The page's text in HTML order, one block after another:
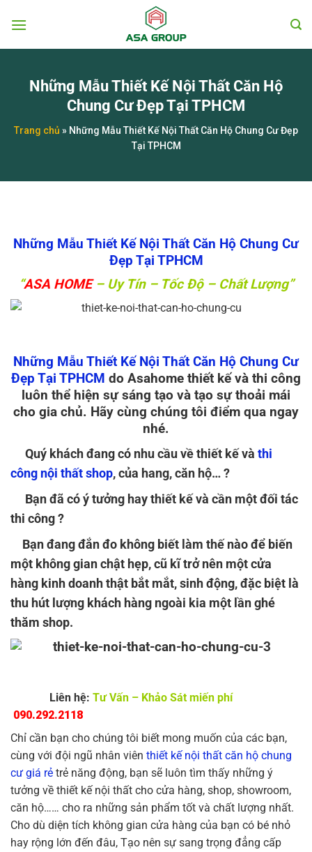
đến
Những Mẫu Thiết Kế Nội Thất Căn Hộ
Chung Cư Đẹp Tại TPHCM
Trang chủ » Những Mẫu Thiết Kế Nội Thất Căn Hộ Chung Cư Đẹp
Tại TPHCM
Những Mẫu Thiết Kế Nội Thất Căn Hộ Chung Cư
Đẹp Tại TPHCM
“ASA HOME– Uy Tín – Tốc Độ – Chất Lượng”
Những Mẫu Thiết Kế Nội Thất Căn Hộ Chung Cư
Đẹp Tại TPHCM do Asahome thiết kế và thi công
luôn thể hiện sự sáng tạo và tạo sự thoải mái
cho gia chủ. Hãy cùng chúng tôi điểm qua ngay
nhé.
Quý khách đang có nhu cầu về thiết kế và thi
công nội thất shop, của hang, căn hộ… ?
Bạn đã có ý tưởng hay thiết kế và cần một đối tác
thi công ?
Bạn đang đắn đo không biết làm thế nào để biến
một không gian chật hẹp, cũ kĩ trở nên một cửa
hàng kinh doanh thật bắt mắt, sinh động, đặc biệt là
thu hút lượng khách hàng ngoài kia một lần ghé
thăm shop.
Liên hệ: Tư Vấn – Khảo Sát miến phí
090.292.2118
Chỉ cần bạn cho chúng tôi biết mong muốn của các bạn,
cùng với đội ngũ nhân viên thiết kế nội thất căn hộ chung
cư giá rẻ trẻ năng động, bạn sẽ luôn tìm thấy những ý
tưởng về thiết kế nội thất cho cửa hàng, shop, showroom,
căn hộ…… cho ra những sản phẩm tốt và chất lượng nhất.
Cho dù diện tích không gian cửa hàng của bạn có bé nhỏ
hay rộng lớn đến đâu, Tạo nên sự sang trọng đẳng cấp